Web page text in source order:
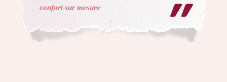
confort sur mesure